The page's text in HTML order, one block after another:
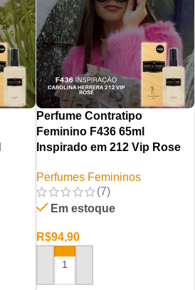
Perfume Contratipo
Feminino F436 65ml
Inspirado em 212 Vip Rose
Perfumes Femininos
(7)
Em estoque
R$94,90
ADICIONAR AO CARRINHO